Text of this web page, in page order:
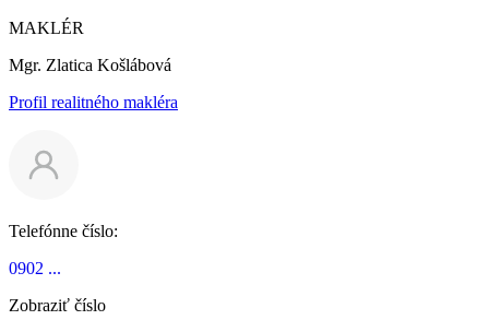
MAKLÉR
Mgr. Zlatica Košlábová
Profil realitného makléra
Telefónne číslo:
0902 ...
Zobraziť číslo